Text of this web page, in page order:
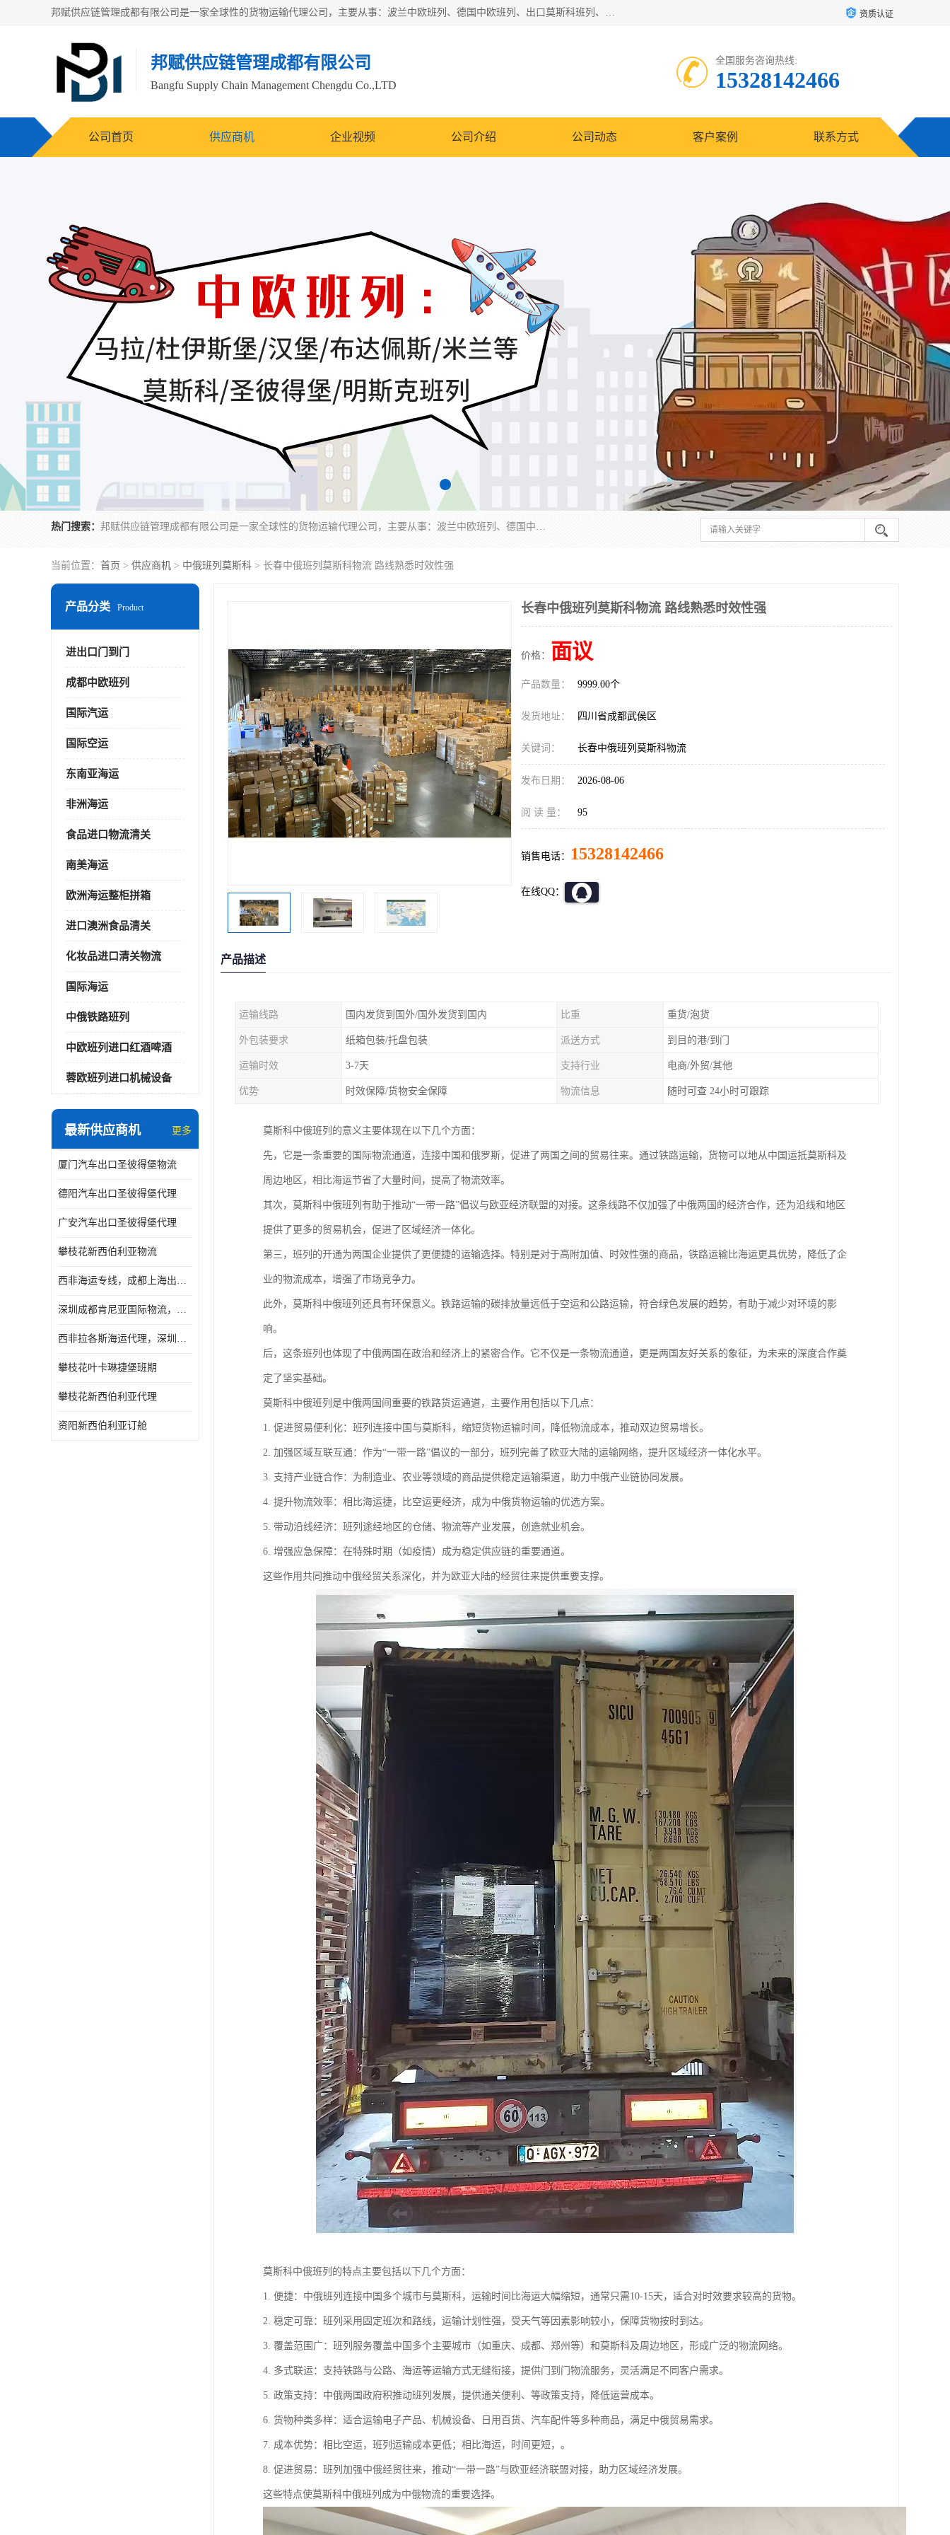
邦赋供应链管理成都有限公司是一家全球性的货物运输代理公司，主要从事：波兰中欧班列、德国中欧班列、出口莫斯科班列、中欧班列进口、蓉欧铁路、成都出口空运等业务，同时亦提供报关、报检、仓储、码头操作等服务。 资质认证
邦赋供应链管理成都有限公司
Bangfu Supply Chain Management Chengdu Co.,LTD
全国服务咨询热线:
15328142466
公司首页 供应商机 企业视频 公司介绍 公司动态 客户案例 联系方式
热门搜索： 邦赋供应链管理成都有限公司是一家全球性的货物运输代理公司，主要从事：波兰中欧班列、德国中欧班列、出口莫斯科班列、中欧班列进口、蓉欧铁路、成都出口空运等业务，同时亦提供报关、报检、仓储、码头操作等服务。
当前位置： 首页 > 供应商机 > 中俄班列莫斯科 > 长春中俄班列莫斯科物流 路线熟悉时效性强
产品分类 Product
进出口门到门
成都中欧班列
国际汽运
国际空运
东南亚海运
非洲海运
食品进口物流清关
南美海运
欧洲海运整柜拼箱
进口澳洲食品清关
化妆品进口清关物流
国际海运
中俄铁路班列
中欧班列进口红酒啤酒
蓉欧班列进口机械设备
最新供应商机 更多
厦门汽车出口圣彼得堡物流
德阳汽车出口圣彼得堡代理
广安汽车出口圣彼得堡代理
攀枝花新西伯利亚物流
西非海运专线，成都上海出口纳米比亚海运
深圳成都肯尼亚国际物流，成都非洲物流公司
西非拉各斯海运代理，深圳成都拉各斯海运
攀枝花叶卡琳捷堡班期
攀枝花新西伯利亚代理
资阳新西伯利亚订舱
长春中俄班列莫斯科物流 路线熟悉时效性强
价格： 面议
产品数量： 9999.00个
发货地址： 四川省成都武侯区
关键词： 长春中俄班列莫斯科物流
发布日期： 2026-08-06
阅 读 量： 95
销售电话： 15328142466
在线QQ：
产品描述
运输线路 国内发货到国外/国外发货到国内 比重 重货/泡货
外包装要求 纸箱包装/托盘包装 派送方式 到目的港/到门
运输时效 3-7天 支持行业 电商/外贸/其他
优势 时效保障/货物安全保障 物流信息 随时可查 24小时可跟踪
莫斯科中俄班列的意义主要体现在以下几个方面：
先，它是一条重要的国际物流通道，连接中国和俄罗斯，促进了两国之间的贸易往来。通过铁路运输，货物可以地从中国运抵莫斯科及
周边地区，相比海运节省了大量时间，提高了物流效率。
其次，莫斯科中俄班列有助于推动“一带一路”倡议与欧亚经济联盟的对接。这条线路不仅加强了中俄两国的经济合作，还为沿线和地区
提供了更多的贸易机会，促进了区域经济一体化。
第三，班列的开通为两国企业提供了更便捷的运输选择。特别是对于高附加值、时效性强的商品，铁路运输比海运更具优势，降低了企
业的物流成本，增强了市场竞争力。
此外，莫斯科中俄班列还具有环保意义。铁路运输的碳排放量远低于空运和公路运输，符合绿色发展的趋势，有助于减少对环境的影
响。
后，这条班列也体现了中俄两国在政治和经济上的紧密合作。它不仅是一条物流通道，更是两国友好关系的象征，为未来的深度合作奠
定了坚实基础。
莫斯科中俄班列是中俄两国间重要的铁路货运通道，主要作用包括以下几点：
1. 促进贸易便利化：班列连接中国与莫斯科，缩短货物运输时间，降低物流成本，推动双边贸易增长。
2. 加强区域互联互通：作为“一带一路”倡议的一部分，班列完善了欧亚大陆的运输网络，提升区域经济一体化水平。
3. 支持产业链合作：为制造业、农业等领域的商品提供稳定运输渠道，助力中俄产业链协同发展。
4. 提升物流效率：相比海运捷，比空运更经济，成为中俄货物运输的优选方案。
5. 带动沿线经济：班列途经地区的仓储、物流等产业发展，创造就业机会。
6. 增强应急保障：在特殊时期（如疫情）成为稳定供应链的重要通道。
这些作用共同推动中俄经贸关系深化，并为欧亚大陆的经贸往来提供重要支撑。
莫斯科中俄班列的特点主要包括以下几个方面：
1. 便捷：中俄班列连接中国多个城市与莫斯科，运输时间比海运大幅缩短，通常只需10-15天，适合对时效要求较高的货物。
2. 稳定可靠：班列采用固定班次和路线，运输计划性强，受天气等因素影响较小，保障货物按时到达。
3. 覆盖范围广：班列服务覆盖中国多个主要城市（如重庆、成都、郑州等）和莫斯科及周边地区，形成广泛的物流网络。
4. 多式联运：支持铁路与公路、海运等运输方式无缝衔接，提供门到门物流服务，灵活满足不同客户需求。
5. 政策支持：中俄两国政府积推动班列发展，提供通关便利、等政策支持，降低运营成本。
6. 货物种类多样：适合运输电子产品、机械设备、日用百货、汽车配件等多种商品，满足中俄贸易需求。
7. 成本优势：相比空运，班列运输成本更低；相比海运，时间更短，。
8. 促进贸易：班列加强中俄经贸往来，推动“一带一路”与欧亚经济联盟对接，助力区域经济发展。
这些特点使莫斯科中俄班列成为中俄物流的重要选择。